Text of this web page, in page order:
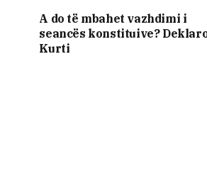
A do të mbahet vazhdimi i
seancës konstituive?
Kurti